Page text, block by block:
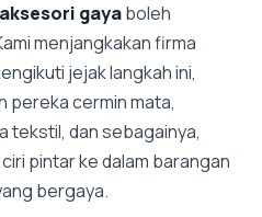
gayaboleh
menjangkakan firma
jejak langkah ini,
pereka cermin mata,
tekstil, dan sebagainya,
pintar ke dalam barangan
bergaya.